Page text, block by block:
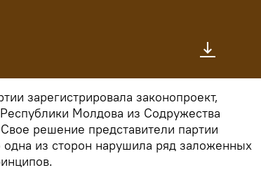
зарегистрировала законопроект,
Молдова из Содружества
решение представители партии
одна из сторон нарушила ряд заложенных